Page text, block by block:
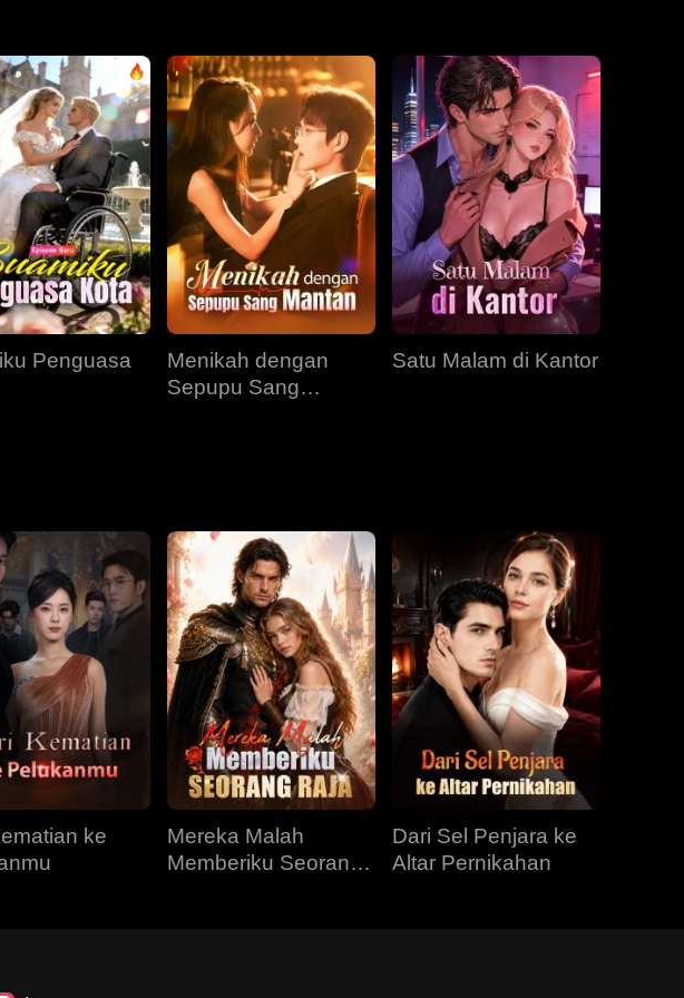
EP 34 EP 35 EP 36
EP 37 EP 38 EP 39
EP 40
Penguasa
Menikah dengan
Sepupu Sang
Satu Malam di Kantor
ke
Mereka Malah
Memberiku Seorang
Dari Sel Penjara ke
Altar Pernikahan